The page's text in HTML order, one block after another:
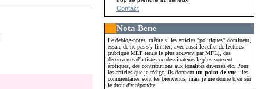
Contact
Nota Bene
Le deblog-notes, même si les articles "politiques" dominent,
essaie de ne pas s'y limiter, avec aussi le reflet de lectures
(rubrique MLF tenue le plus souvent par MFL), des
découvertes d'artistes ou dessinateurs le plus souvent
érotiques, des contributions aux tonalités diverses,etc. Pour
les articles que je rédige, ils donnentun point de vue: les
commentaires sont les bienvenus, mais je me donne bien sûr
le droit d'y répondre.